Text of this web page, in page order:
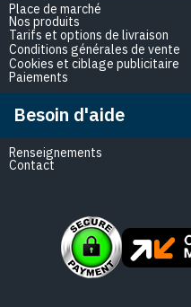
Place de marché
Nos produits
Tarifs et options de livraison
Conditions générales de vente
Cookies et ciblage publicitaire
Paiements
Besoin d'aide
Renseignements
Contact